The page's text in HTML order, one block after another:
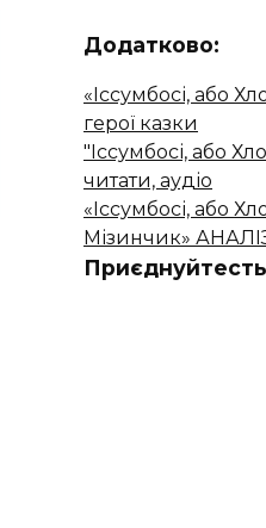
Додатково:
«Іссумбосі, або
герої казки
"Іссумбосі, або
читати, аудіо
«Іссумбосі, або
Мізинчик»